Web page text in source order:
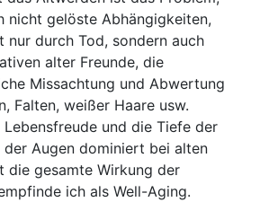
nicht gelöste Abhängigkeiten,
nur durch Tod, sondern auch
alter Freunde, die
Missachtung und Abwertung
Falten, weißer Haare usw.
und die Tiefe der
der Augen dominiert bei alten
die gesamte Wirkung der
ich als Well-Aging.